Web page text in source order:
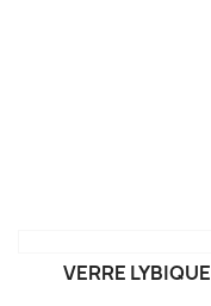
VERRE LYBIQUE